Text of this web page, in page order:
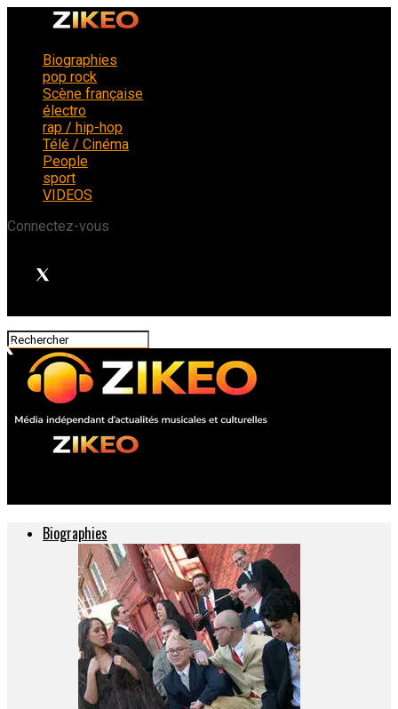
Biographies
pop rock
Scène française
électro
rap / hip-hop
Télé / Cinéma
People
sport
VIDEOS
Connectez-vous
Biographies